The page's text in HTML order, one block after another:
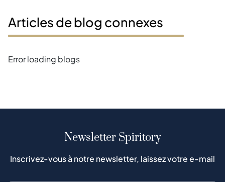
Articles de blog connexes
Error loading blogs
Newsletter Spiritory
Inscrivez-vous à notre newsletter, laissez votre e-mail